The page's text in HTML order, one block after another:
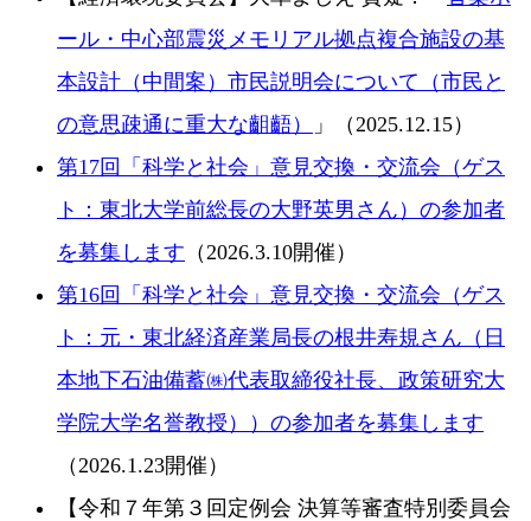
ール・中心部震災メモリアル拠点複合施設の基
本設計（中間案）市民説明会について（市民と
の意思疎通に重大な齟齬）
」（2025.12.15）
第17回「科学と社会」意見交換・交流会（ゲス
ト：東北大学前総長の大野英男さん）の参加者
を募集します （2026.3.10開催）
第16回「科学と社会」意見交換・交流会（ゲス
ト：元・東北経済産業局長の根井寿規さん（日
本地下石油備蓄㈱代表取締役社長、政策研究大
学院大学名誉教授））の参加者を募集します
（2026.1.23開催）
【令和７年第３回定例会 決算等審査特別委員会